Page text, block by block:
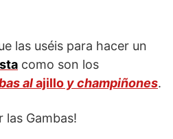
las uséis para hacer un
como son los
alajillo y champiñones.
las Gambas!